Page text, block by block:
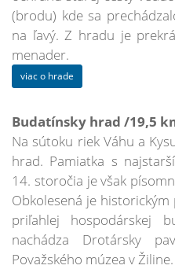
(brodu) kde sa
na ľavý. Z hradu je
menader.
viac o hrade
Budatínsky hrad /19,5
Na sútoku riek Váhu a
hrad. Pamiatka s
14. storočia je však
Obkolesená je
priľahlej hospodárskej
nachádza Drotársky
Považského múzea v Žiline.